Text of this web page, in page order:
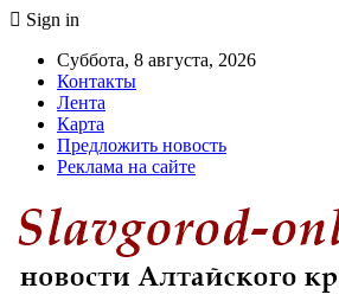
Sign in
Суббота, 8 августа, 2026
Контакты
Лента
Карта
Предложить новость
Реклама на сайте